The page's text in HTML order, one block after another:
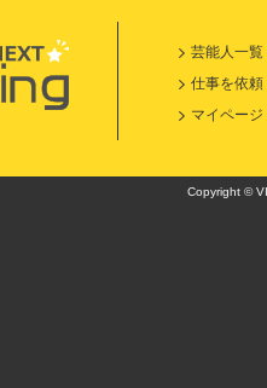
芸能人一覧
仕事を依頼
マイページ
Copyright ©